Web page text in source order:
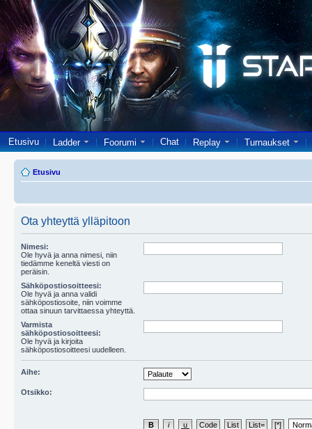
Etusivu Ladder Foorumi Chat Replay Turnaukset
Etusivu
Ota yhteyttä ylläpitoon
Nimesi:
Ole hyvä ja anna nimesi, niin
tiedämme keneltä viesti on
peräisin.
Sähköpostiosoitteesi:
Ole hyvä ja anna validi
sähköpostiosoite, niin voimme
ottaa sinuun tarvittaessa yhteyttä.
Varmista
sähköpostiosoitteesi:
Ole hyvä ja kirjoita
sähköpostiosoitteesi uudelleen.
Aihe:
Otsikko: